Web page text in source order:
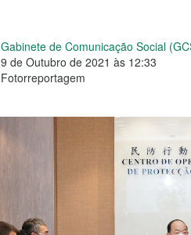
Gabinete de Comunicação Social
9 de Outubro de 2021 às 12:33
Fotorreportagem